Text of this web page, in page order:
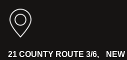
21 COUNTY ROUTE 3/6, NEW